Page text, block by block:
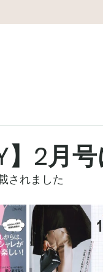
】2月
されました